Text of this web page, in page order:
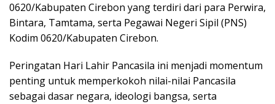
0620/Kabupaten Cirebon yang terdiri dari para Perwira,
Bintara, Tamtama, serta Pegawai Negeri Sipil (PNS)
Kodim 0620/Kabupaten Cirebon.
Peringatan Hari Lahir Pancasila ini menjadi momentum
penting untuk memperkokoh nilai-nilai Pancasila
sebagai dasar negara, ideologi bangsa, serta